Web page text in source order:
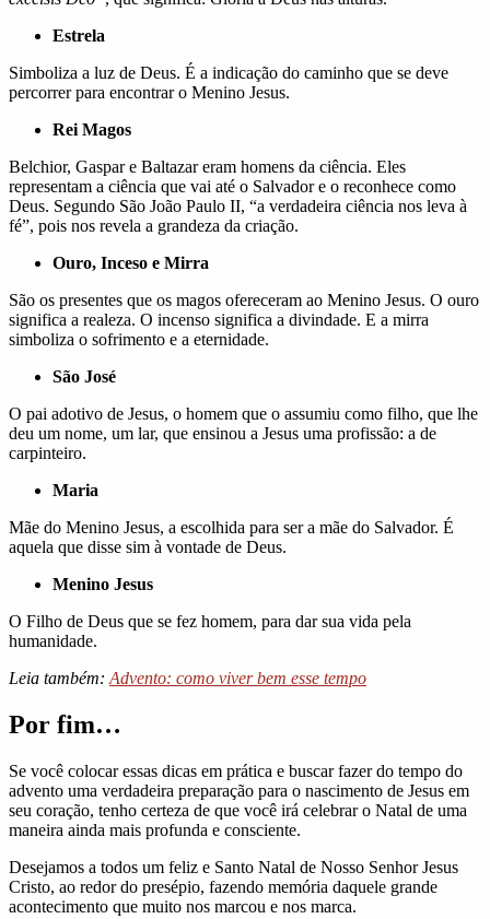
Estrela
Simboliza a luz de Deus. É a indicação do caminho que se deve
percorrer para encontrar o Menino Jesus.
Rei Magos
Belchior, Gaspar e Baltazar eram homens da ciência. Eles
representam a ciência que vai até o Salvador e o reconhece como
Deus. Segundo São João Paulo II, “a verdadeira ciência nos leva à
fé”, pois nos revela a grandeza da criação.
Ouro, Inceso e Mirra
São os presentes que os magos ofereceram ao Menino Jesus. O ouro
significa a realeza. O incenso significa a divindade. E a mirra
simboliza o sofrimento e a eternidade.
São José
O pai adotivo de Jesus, o homem que o assumiu como filho, que lhe
deu um nome, um lar, que ensinou a Jesus uma profissão: a de
carpinteiro.
Maria
Mãe do Menino Jesus, a escolhida para ser a mãe do Salvador. É
aquela que disse sim à vontade de Deus.
Menino Jesus
O Filho de Deus que se fez homem, para dar sua vida pela
humanidade.
Leia também: Advento: como viver bem esse tempo
Por fim…
Se você colocar essas dicas em prática e buscar fazer do tempo do
advento uma verdadeira preparação para o nascimento de Jesus em
seu coração, tenho certeza de que você irá celebrar o Natal de uma
maneira ainda mais profunda e consciente.
Desejamos a todos um feliz e Santo Natal de Nosso Senhor Jesus
Cristo, ao redor do presépio, fazendo memória daquele grande
acontecimento que muito nos marcou e nos marca.